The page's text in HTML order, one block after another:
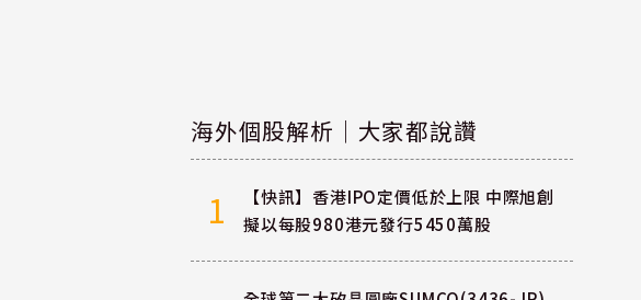
海外個股解析｜大家都說讚
1
【快訊】香港IPO定價低於上限 中際旭創
擬以每股980港元發行5450萬股